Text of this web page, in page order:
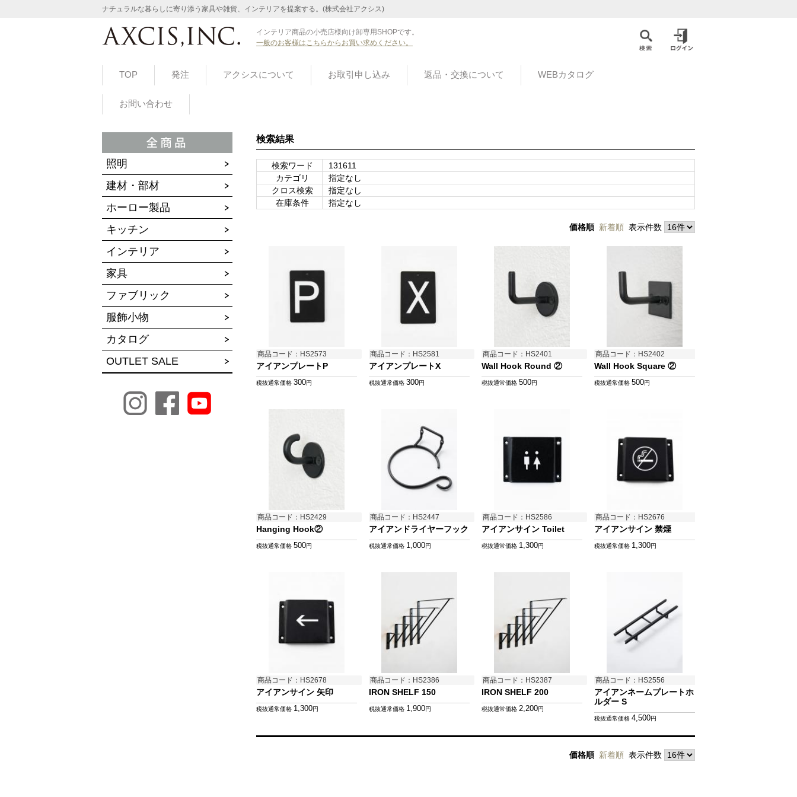
ナチュラルな暮らしに寄り添う家具や雑貨、インテリアを提案する。(株式会社アクシス)
インテリア商品の小売店様向け卸専用SHOPです。
一般のお客様はこちらからお買い求めください。
TOP 発注 アクシスについて お取引申し込み 返品・交換について WEBカタログ
お問い合わせ
照明
建材・部材
ホーロー製品
キッチン
インテリア
家具
ファブリック
服飾小物
カタログ
OUTLET SALE
検索結果
検索ワード
131611
カテゴリ
指定なし
クロス検索
指定なし
在庫条件
指定なし
価格順 新着順 表示件数
商品コード：HS2573
アイアンプレートP
税抜通常価格 300円
商品コード：HS2581
アイアンプレートX
税抜通常価格 300円
商品コード：HS2401
Wall Hook Round ②
税抜通常価格 500円
商品コード：HS2402
Wall Hook Square ②
税抜通常価格 500円
商品コード：HS2429
Hanging Hook②
税抜通常価格 500円
商品コード：HS2447
アイアンドライヤーフック
税抜通常価格 1,000円
商品コード：HS2586
アイアンサイン Toilet
税抜通常価格 1,300円
商品コード：HS2676
アイアンサイン 禁煙
税抜通常価格 1,300円
商品コード：HS2678
アイアンサイン 矢印
税抜通常価格 1,300円
商品コード：HS2386
IRON SHELF 150
税抜通常価格 1,900円
商品コード：HS2387
IRON SHELF 200
税抜通常価格 2,200円
商品コード：HS2556
アイアンネームプレートホ
ルダー S
税抜通常価格 4,500円
価格順 新着順 表示件数